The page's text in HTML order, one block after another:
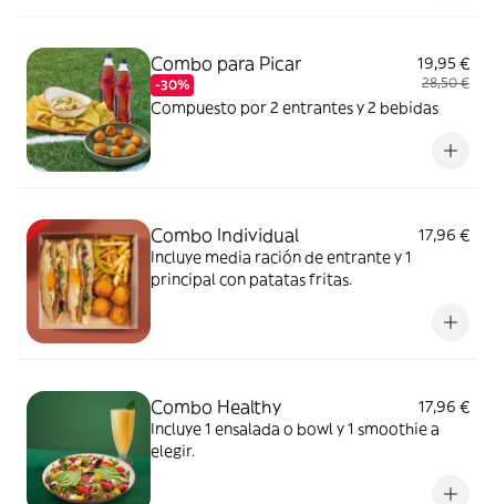
Combo para Picar
-30%
19,95 €
28,50 €
Compuesto por 2 entrantes y 2 bebidas
Combo Individual
17,96 €
Incluye media ración de entrante y 1
principal con patatas fritas.
Combo Healthy
17,96 €
Incluye 1 ensalada o bowl y 1 smoothie a
elegir.